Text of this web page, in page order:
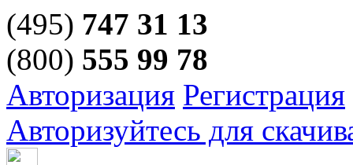
(495) 747 31 13
(800) 555 99 78
Авторизация Регистрация
Авторизуйтесь для